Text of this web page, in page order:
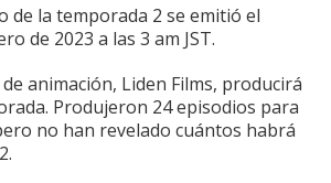
de la temporada 2 se emitió el
de 2023 a las 3 am JST.
animación, Liden Films, producirá
Produjeron 24 episodios para
no han revelado cuántos habrá